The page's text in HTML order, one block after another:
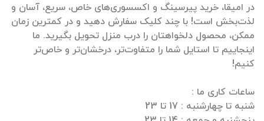
در امیقا، خرید پیرسینگ و اکسسوری‌های خاص، سریع، آسان و
لذت‌بخش است! با چند کلیک سفارش دهید و در کمترین زمان
ممکن، محصول دلخواهتان را درب منزل تحویل بگیرید. ما
اینجاییم تا استایل شما را متفاوت‌تر، درخشان‌تر و خاص‌تر